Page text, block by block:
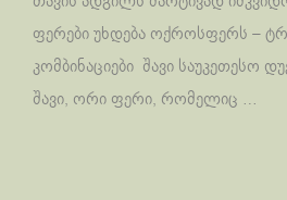
ფერები უხდება ოქროსფერს –
კომბინაციები შავი საუკეთესო
შავი, ორი ფერი, რომელიც …